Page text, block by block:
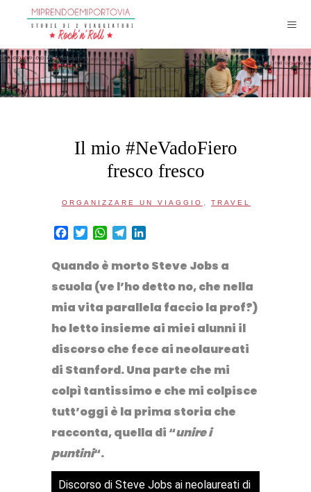
Il mio #NeVadoFiero
fresco fresco
ORGANIZZARE UN VIAGGIO , TRAVEL
Facebook
TwitterWhatsApp
Telegram
Quando è morto Steve Jobs a
scuola (ve l’ho detto no, che nella
mia vita parallela faccio la prof?)
ho letto insieme ai miei alunni il
discorso che fece ai neolaureati
di Stanford. Una parte che mi
colpì tantissimo e che mi colpisce
tutt’oggi è la prima storia che
racconta, quella di “unire i
puntini“.
Discorso di Steve Jobs ai neolaureati di